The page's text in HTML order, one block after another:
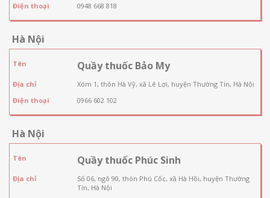
Điện thoại
0948 668 818
Hà Nội
Tên Quầy thuốc Bảo My
Địa chỉ
Xóm 1, thôn Hà Vỹ, xã Lê Lợi, huyện Thường Tín, Hà Nội
Điện thoại
0966 602 102
Hà Nội
Tên Quầy thuốc Phúc Sinh
Địa chỉ
Số 06, ngõ 90, thôn Phú Cốc, xã Hà Hồi, huyện Thường
Tín, Hà Nội